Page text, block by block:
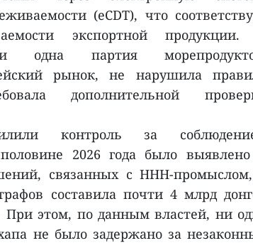
(eCDT), что
экспортной
одна партия
рынок, не нарушила
дополнительной
контроль за
2026 года было
связанных с ННН-
составила почти 4 млрд
При этом, по данным властей, ни
не было задержано за